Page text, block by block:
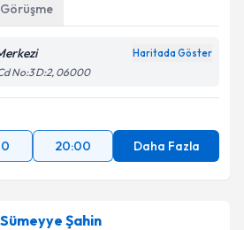
Haritada Göster
No:3 D:2, 06000
20:00 Daha Fazla
Şahin